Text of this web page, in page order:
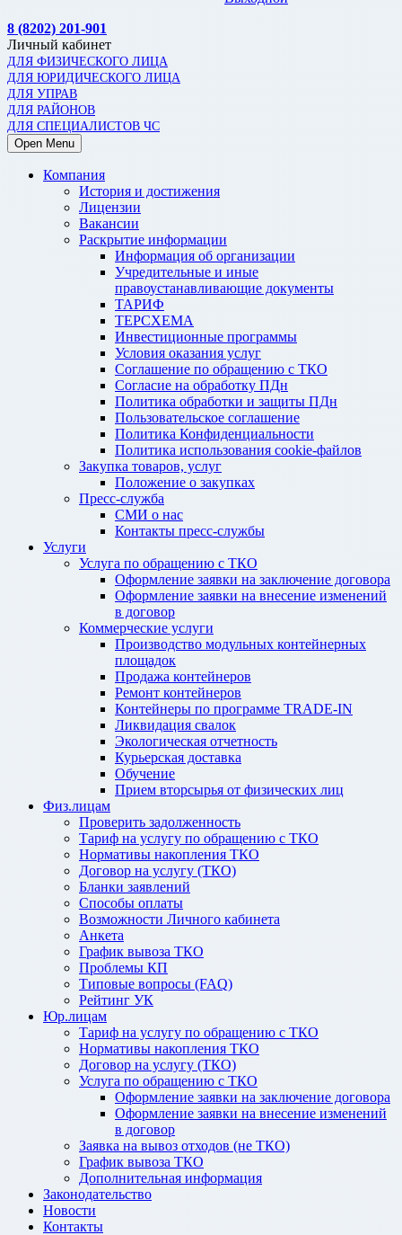
8 (8202) 201-901
Личный кабинет
ДЛЯ ФИЗИЧЕСКОГО ЛИЦА
ДЛЯ ЮРИДИЧЕСКОГО ЛИЦА
ДЛЯ УПРАВ
ДЛЯ РАЙОНОВ
ДЛЯ СПЕЦИАЛИСТОВ ЧС
Open Menu
Компания
История и достижения
Лицензии
Вакансии
Раскрытие информации
Информация об организации
Учредительные и иные
правоустанавливающие документы
ТАРИФ
ТЕРСХЕМА
Инвестиционные программы
Условия оказания услуг
Соглашение по обращению с ТКО
Согласие на обработку ПДн
Политика обработки и защиты ПДн
Пользовательское соглашение
Политика Конфиденциальности
Политика использования cookie-файлов
Закупка товаров, услуг
Положение о закупках
Пресс-служба
СМИ о нас
Контакты пресс-службы
Услуги
Услуга по обращению с ТКО
Оформление заявки на заключение договора
Оформление заявки на внесение изменений
в договор
Коммерческие услуги
Производство модульных контейнерных
площадок
Продажа контейнеров
Ремонт контейнеров
Контейнеры по программе TRADE-IN
Ликвидация свалок
Экологическая отчетность
Курьерская доставка
Обучение
Прием вторсырья от физических лиц
Физ.лицам
Проверить задолженность
Тариф на услугу по обращению с ТКО
Нормативы накопления ТКО
Договор на услугу (ТКО)
Бланки заявлений
Способы оплаты
Возможности Личного кабинета
Анкета
График вывоза ТКО
Проблемы КП
Типовые вопросы (FAQ)
Рейтинг УК
Юр.лицам
Тариф на услугу по обращению с ТКО
Нормативы накопления ТКО
Договор на услугу (ТКО)
Услуга по обращению с ТКО
Оформление заявки на заключение договора
Оформление заявки на внесение изменений
в договор
Заявка на вывоз отходов (не ТКО)
График вывоза ТКО
Дополнительная информация
Законодательство
Новости
Контакты